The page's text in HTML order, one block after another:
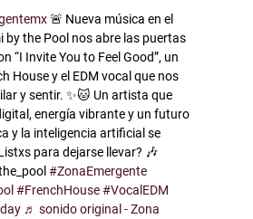
🚨 Nueva música en el
by the Pool nos abre las puertas
“I Invite You to Feel Good”, un
House y el EDM vocal que nos
y sentir. ✨🐱 Un artista que
energía vibrante y un futuro
y la inteligencia artificial se
para dejarse llevar? 🎶
#ZonaEmergente
#FrenchHouse #VocalEDM
♬ sonido original - Zona